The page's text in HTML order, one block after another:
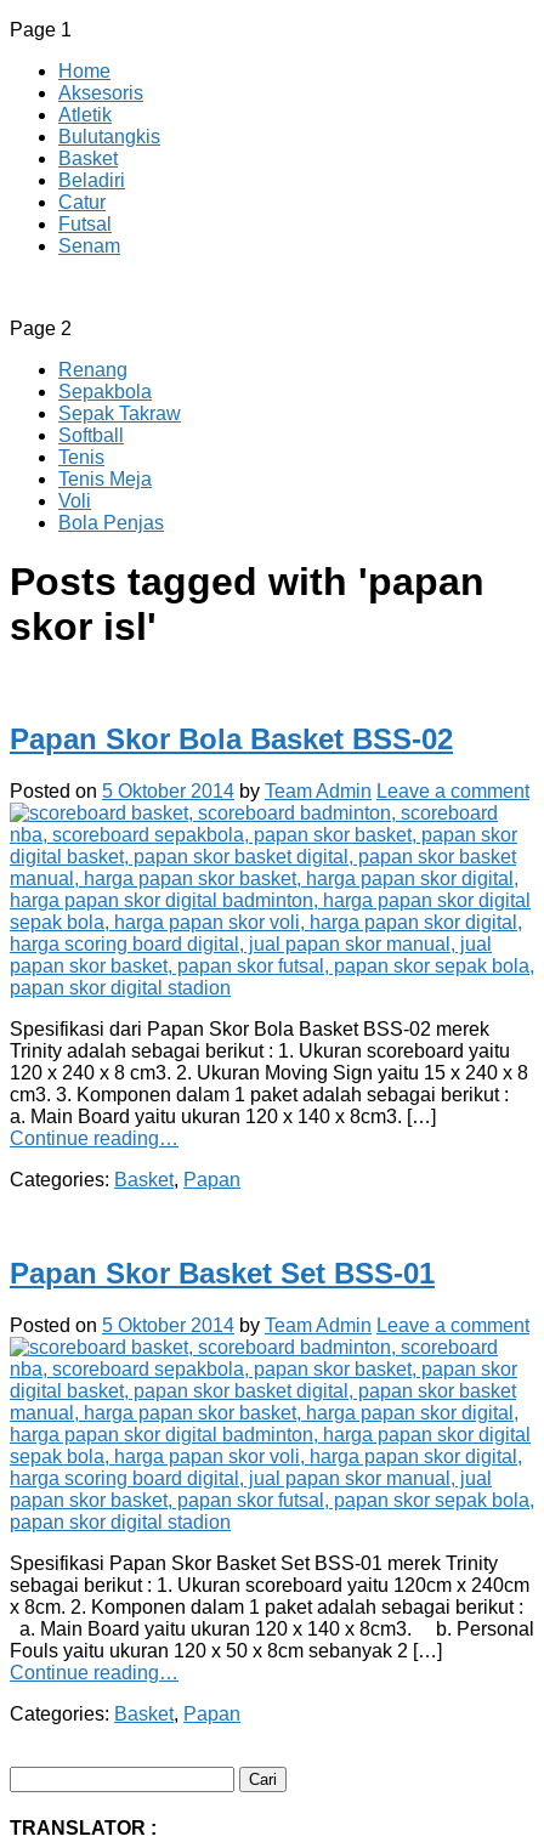
Page 1
Home
Aksesoris
Atletik
Bulutangkis
Basket
Beladiri
Catur
Futsal
Senam
CV JAYA BERSAMA Co Id
Menyediakan Semua Perlengkapan Olahraga Yang
Page 2
Renang
Sepakbola
Sepak Takraw
Softball
Tenis
Tenis Meja
Voli
Bola Penjas
Posts tagged with 'papan
skor isl'
Papan Skor Bola Basket BSS-02
Posted on 5 Oktober 2014 by Team Admin Leave a comment
Spesifikasi dari Papan Skor Bola Basket BSS-02 merek
Trinity adalah sebagai berikut : 1. Ukuran scoreboard yaitu
120 x 240 x 8 cm3. 2. Ukuran Moving Sign yaitu 15 x 240 x 8
cm3. 3. Komponen dalam 1 paket adalah sebagai berikut :
a. Main Board yaitu ukuran 120 x 140 x 8cm3. […]
Continue reading…
Categories: Basket, Papan
Papan Skor Basket Set BSS-01
Posted on 5 Oktober 2014 by Team Admin Leave a comment
Spesifikasi Papan Skor Basket Set BSS-01 merek Trinity
sebagai berikut : 1. Ukuran scoreboard yaitu 120cm x 240cm
x 8cm. 2. Komponen dalam 1 paket adalah sebagai berikut :
a. Main Board yaitu ukuran 120 x 140 x 8cm3. b. Personal
Fouls yaitu ukuran 120 x 50 x 8cm sebanyak 2 […]
Continue reading…
Categories: Basket, Papan
untuk:
TRANSLATOR :